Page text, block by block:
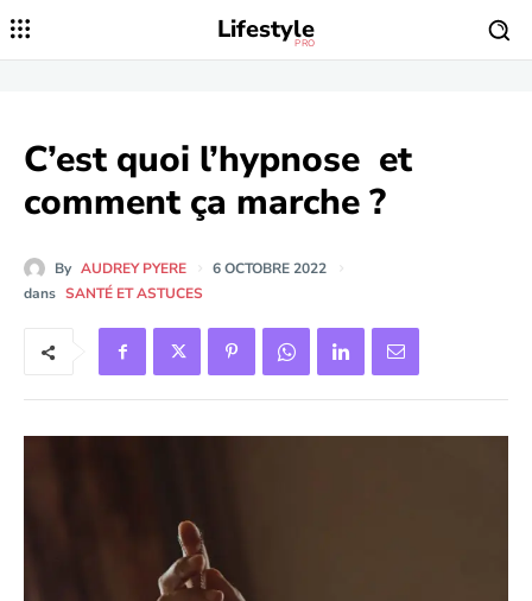
Lifestyle
PRO
C’est quoi l’hypnose et
comment ça marche ?
By AUDREY PYERE
6 OCTOBRE 2022
dans SANTÉ ET ASTUCES